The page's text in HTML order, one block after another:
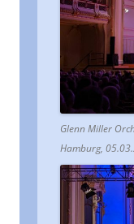
Glenn Miller
Hamburg,